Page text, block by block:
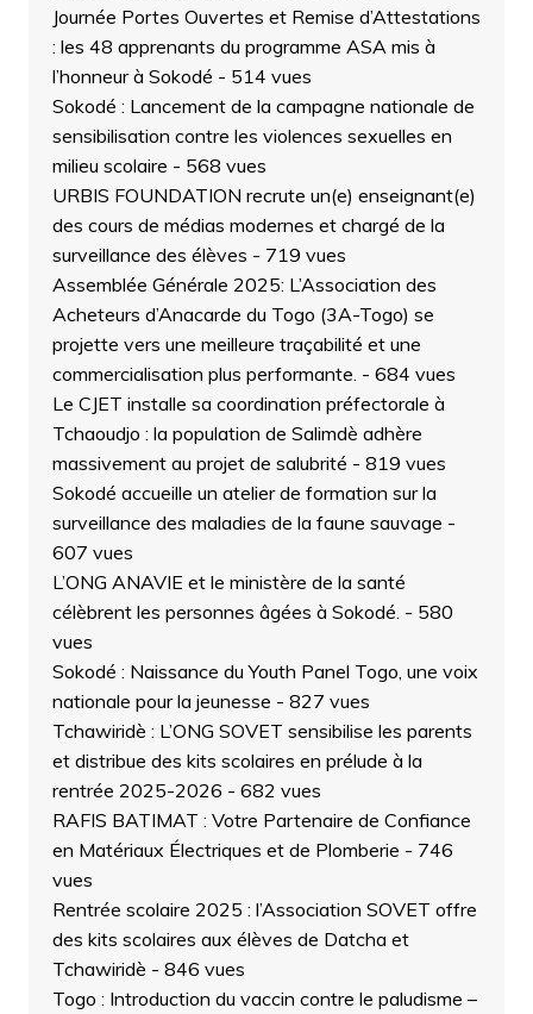
Journée Portes Ouvertes et Remise d’Attestations
: les 48 apprenants du programme ASA mis à
l’honneur à Sokodé - 514 vues
Sokodé : Lancement de la campagne nationale de
sensibilisation contre les violences sexuelles en
milieu scolaire - 568 vues
URBIS FOUNDATION recrute un(e) enseignant(e)
des cours de médias modernes et chargé de la
surveillance des élèves - 719 vues
Assemblée Générale 2025: L’Association des
Acheteurs d’Anacarde du Togo (3A-Togo) se
projette vers une meilleure traçabilité et une
commercialisation plus performante. - 684 vues
Le CJET installe sa coordination préfectorale à
Tchaoudjo : la population de Salimdè adhère
massivement au projet de salubrité - 819 vues
Sokodé accueille un atelier de formation sur la
surveillance des maladies de la faune sauvage -
607 vues
L’ONG ANAVIE et le ministère de la santé
célèbrent les personnes âgées à Sokodé. - 580
vues
Sokodé : Naissance du Youth Panel Togo, une voix
nationale pour la jeunesse - 827 vues
Tchawiridè : L’ONG SOVET sensibilise les parents
et distribue des kits scolaires en prélude à la
rentrée 2025-2026 - 682 vues
RAFIS BATIMAT : Votre Partenaire de Confiance
en Matériaux Électriques et de Plomberie - 746
vues
Rentrée scolaire 2025 : l’Association SOVET offre
des kits scolaires aux élèves de Datcha et
Tchawiridè - 846 vues
Togo : Introduction du vaccin contre le paludisme –